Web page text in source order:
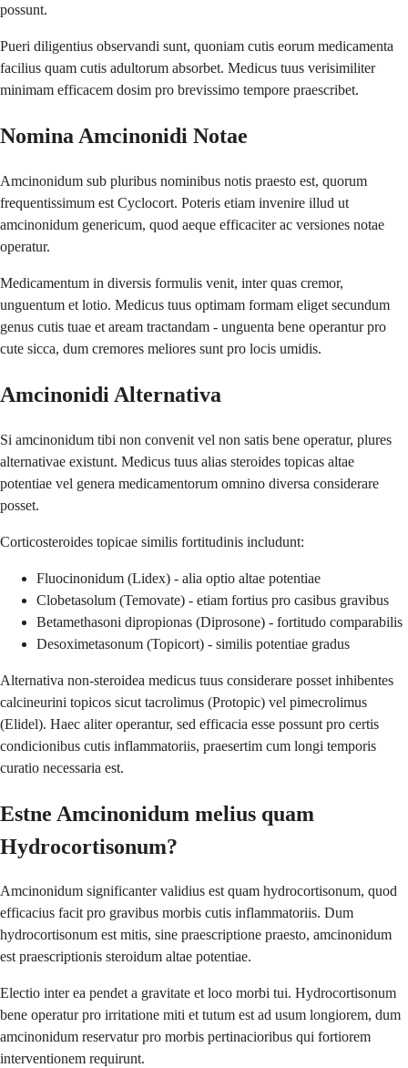
possunt.
Pueri diligentius observandi sunt, quoniam cutis eorum medicamenta
facilius quam cutis adultorum absorbet. Medicus tuus verisimiliter
minimam efficacem dosim pro brevissimo tempore praescribet.
Nomina Amcinonidi Notae
Amcinonidum sub pluribus nominibus notis praesto est, quorum
frequentissimum est Cyclocort. Poteris etiam invenire illud ut
amcinonidum genericum, quod aeque efficaciter ac versiones notae
operatur.
Medicamentum in diversis formulis venit, inter quas cremor,
unguentum et lotio. Medicus tuus optimam formam eliget secundum
genus cutis tuae et aream tractandam - unguenta bene operantur pro
cute sicca, dum cremores meliores sunt pro locis umidis.
Amcinonidi Alternativa
Si amcinonidum tibi non convenit vel non satis bene operatur, plures
alternativae existunt. Medicus tuus alias steroides topicas altae
potentiae vel genera medicamentorum omnino diversa considerare
posset.
Corticosteroides topicae similis fortitudinis includunt:
Fluocinonidum (Lidex) - alia optio altae potentiae
Clobetasolum (Temovate) - etiam fortius pro casibus gravibus
Betamethasoni dipropionas (Diprosone) - fortitudo comparabilis
Desoximetasonum (Topicort) - similis potentiae gradus
Alternativa non-steroidea medicus tuus considerare posset inhibentes
calcineurini topicos sicut tacrolimus (Protopic) vel pimecrolimus
(Elidel). Haec aliter operantur, sed efficacia esse possunt pro certis
condicionibus cutis inflammatoriis, praesertim cum longi temporis
curatio necessaria est.
Estne Amcinonidum melius quam
Hydrocortisonum?
Amcinonidum significanter validius est quam hydrocortisonum, quod
efficacius facit pro gravibus morbis cutis inflammatoriis. Dum
hydrocortisonum est mitis, sine praescriptione praesto, amcinonidum
est praescriptionis steroidum altae potentiae.
Electio inter ea pendet a gravitate et loco morbi tui. Hydrocortisonum
bene operatur pro irritatione miti et tutum est ad usum longiorem, dum
amcinonidum reservatur pro morbis pertinacioribus qui fortiorem
interventionem requirunt.